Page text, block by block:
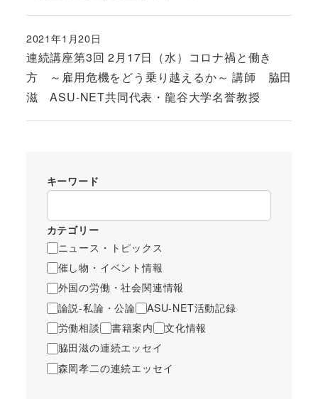
連続講座第3回 2月17日（水）コロナ禍と働き
方 ～雇用危機をどう乗り越えるか～ 講師 脇田
滋 ASU-NET共同代表・龍谷大学名誉教授
投稿日
2021年1月20日
キーワード
カテゴリー
ニュース・トピックス
催し物・イベント情報
外国の労働・社会関連情報
論説-私論・公論
ASU-NET活動記録
労働相談
書籍案内
文化情報
脇田滋の連続エッセイ
森岡孝二の連続エッセイ